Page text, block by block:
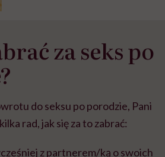
za seks po
do seksu po porodzie, Pani
rad, jak się za to zabrać:
z partnerem/ką o swoich